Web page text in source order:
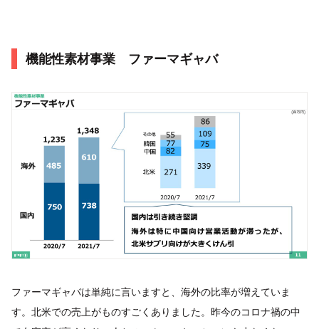
機能性素材事業 ファーマギャバ
ファーマギャバは単純に言いますと、海外の比率が増えていま
す。北米での売上がものすごくありました。昨今のコロナ禍の中